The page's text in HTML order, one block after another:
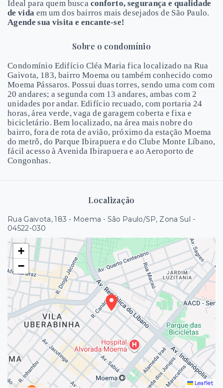
Ideal para quem busca conforto, segurança e qualidade
de vida em um dos bairros mais desejados de São Paulo.
Agende sua visita e encante-se!
Sobre o condomínio
Condomínio Edifício Cléa Maria fica localizado na Rua
Gaivota, 183, bairro Moema ou também conhecido como
Moema Pássaros. Possui duas torres, sendo uma com com
20 andares; a segunda com 13 andares, ambas com 2
unidades por andar. Edifício recuado, com portaria 24
horas, área verde, vaga de garagem coberta e fixa e
bicicletário. Bem localizado, na área mais nobre do
bairro, fora de rota de avião, próximo da estação Moema
do metrô, do Parque Ibirapuera e do Clube Monte Líbano,
fácil acesso à Avenida Ibirapuera e ao Aeroporto de
Congonhas.
Localização
Rua Gaivota, 183 - Moema - São Paulo/SP, Zona Sul -
04522-030
+
−
Leaflet